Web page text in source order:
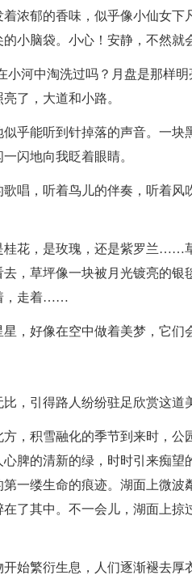
浓郁的香味，似乎像小仙女下
小脑袋。小心！安静，不然就
小河中淘洗过吗？月盘是那样
了，大道和小路。
乎能听到针掉落的声音。一块
闪地向我眨着眼睛。
唱，听着鸟儿的伴奏，听着风
桂花，是玫瑰，还是紫罗兰……
，草坪像一块被月光镀亮的银
，走着……
，好像在空中做着美梦，它们
，引得路人纷纷驻足欣赏这道
，积雪融化的季节到来时，公
脾的清新的绿，时时引来痴望
一缕生命的痕迹。湖面上微波
了其中。不一会儿，湖面上掠
始繁衍生息，人们逐渐褪去厚